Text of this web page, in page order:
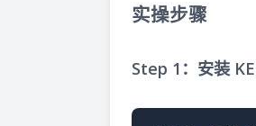
实操步骤
Step 1：安装